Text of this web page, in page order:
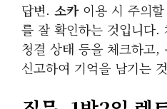
답변. 소카이용 시 주의할
를 잘 확인하는 것입니다
청결 상태 등을 체크하고,
신고하여 기억을 남기는